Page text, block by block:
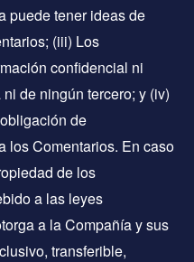
puede tener ideas de
(iii) Los
confidencial ni
de ningún tercero; y (iv)
de
los Comentarios. En caso
de los
a las leyes
a la Compañía y sus
transferible,